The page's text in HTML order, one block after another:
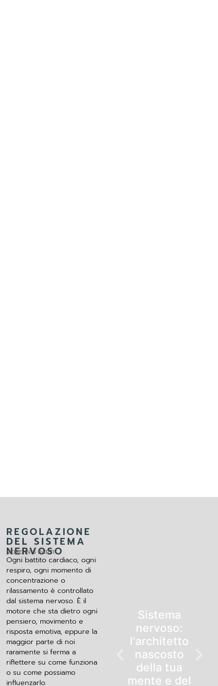
REGOLAZIONE
DEL SISTEMA
NERVOSO
SERIE IN 5 PARTI
Ogni battito cardiaco, ogni
respiro, ogni momento di
concentrazione o
rilassamento è controllato
dal sistema nervoso. È il
motore che sta dietro ogni
pensiero, movimento e
risposta emotiva, eppure la
maggior parte di noi
raramente si ferma a
riflettere su come funziona
o su come possiamo
influenzarlo.
Sistema
nervoso:
l'architetto
nascosto
della tua
mente e del